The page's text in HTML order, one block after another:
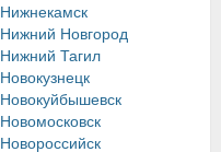
Нижнекамск
Нижний Новгород
Нижний Тагил
Новокузнецк
Новокуйбышевск
Новомосковск
Новороссийск